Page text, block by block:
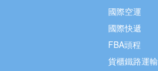
國際空運
國際快遞
FBA頭程
貨櫃鐵路運輸